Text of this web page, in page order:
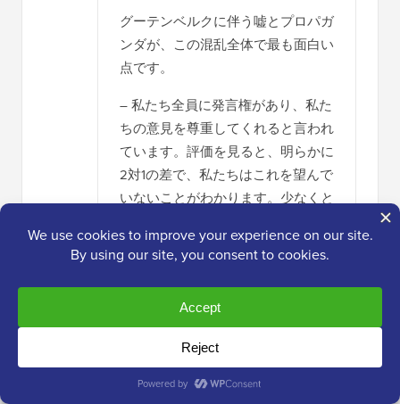
グーテンベルクに伴う嘘とプロパガ
ンダが、この混乱全体で最も面白い
点です。
– 私たち全員に発言権があり、私た
ちの意見を尊重してくれると言われ
ています。評価を見ると、明らかに
2対1の差で、私たちはこれを望んで
いないことがわかります。少なくと
ん。彼らはどのように耳を傾けてい
るのでしょうか？
– 彼らは「出版の民主化」という言
葉を使っていますが、実際にはほと
することで、ソフトウェア共産主
義、あるいはソフトウェアファシズ